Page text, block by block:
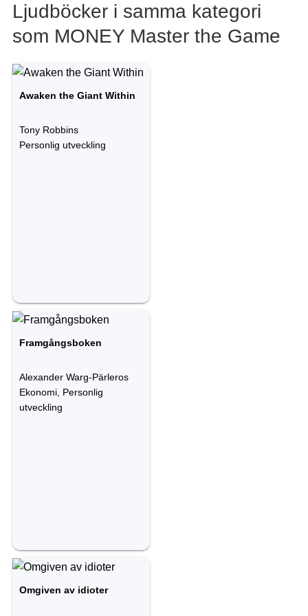
Ljudböcker i samma kategori
som MONEY Master the Game
Awaken the Giant Within
Tony Robbins
Personlig utveckling
Framgångsboken
Alexander Warg-Pärleros
Ekonomi, Personlig
utveckling
Omgiven av idioter